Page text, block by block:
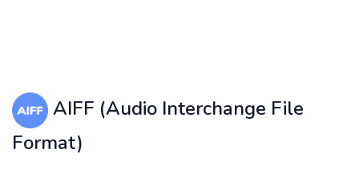
AIFF (Audio Interchange File
Format)